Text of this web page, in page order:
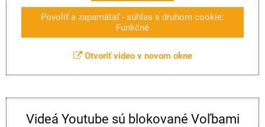
Povoliť a zapamätať - súhlas s druhom cookie:
Funkčné
Otvoriť video v novom okne
Videá Youtube sú blokované Voľbami